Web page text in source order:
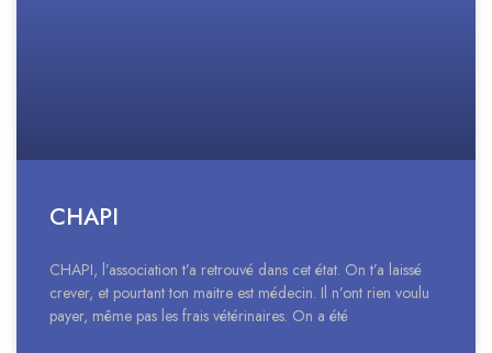
CHAPI
CHAPI, l’association t’a retrouvé dans cet état. On t’a laissé
crever, et pourtant ton maitre est médecin. Il n’ont rien voulu
payer, même pas les frais vétérinaires. On a été